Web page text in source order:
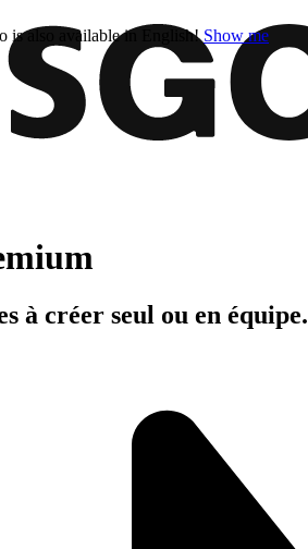
is also available in English! Show me
à créer seul ou en équipe.